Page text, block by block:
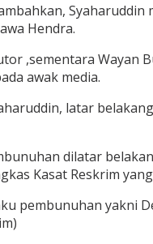
Hendra.
,sementara Wayan
awak media.
latar
dilatar
Kasat Reskrim
pembunuhan yakni